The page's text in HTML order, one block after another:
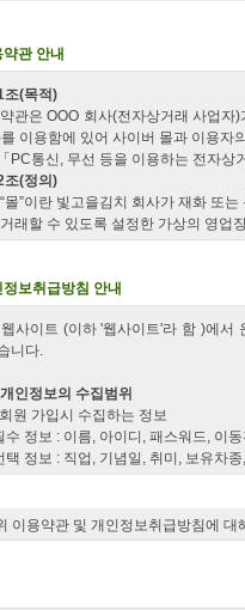
관 안내
조(목적)
관은 OOO 회사(전자상거래 사업자
이용함에 있어 사이버 몰과 이용자
PC통신, 무선 등을 이용하는 전자상
조(정의)
”이란 빛고을김치 회사가 재화 또
래할 수 있도록 설정한 가상의 영업
용자”란 “몰”에 접속하여 이 약관에
원’이라 함은 “몰”에 개인정보를
이용할 수 있는 자를 말합니다.
회원’이라 함은 회원에 가입하지 않
조 (약관등의 명시와 설명 및 개정)
”은 이 약관의 내용과 상호 및 대표
)에 게시합니다. 다만, 약관의 내용
은 이용자가 약관에 동의하기에 앞
있도록 별도의 연결화면 또는 팝업
”은 전자상거래등에서의소비자보
판매등에관한법률, 소비자보호법 등
”이 약관을 개정할 경우에는 적용
공지합니다.
후 내용을 명확하게 비교하여 이용
”이 약관을 개정할 경우에는 그 개
정보취급방침 안내
사이트 (이하 '웹사이트'라 함 )에서
니다.
인정보의 수집범위
원 가입시 수집하는 정보
수 정보 : 이름, 아이디, 패스워드, 이
택 정보 : 직업, 기념일, 취미, 보유차
타 웹사이트에서 회원 가입 시 회원에
인 확인을 위해 이름, 주민록번호, ID,
제 방법에 따라
드결제의 경우 : 신용카드종류, 카드
이용약관 및 개인정보취급방침에 대